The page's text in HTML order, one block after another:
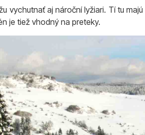
vychutnať aj nároční lyžiari. Tí tu
je tiež vhodný na preteky.